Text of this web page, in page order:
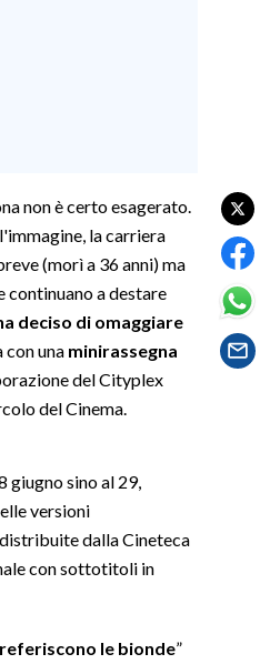
non è certo esagerato.
la carriera
(morì a 36 anni) ma
a destare
deciso di omaggiare
una minirassegna
del Cityplex
del Cinema.
giugno sino al 29,
versioni
dalla Cineteca
con sottotitoli in
le bionde”